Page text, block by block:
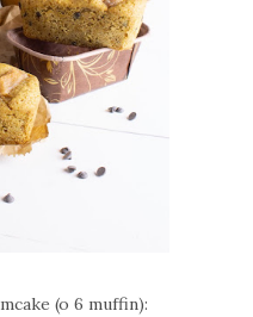
(o 6 muffin):